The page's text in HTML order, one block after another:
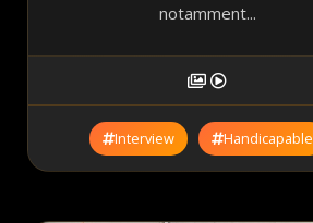
notamment...
Interview Handicapable